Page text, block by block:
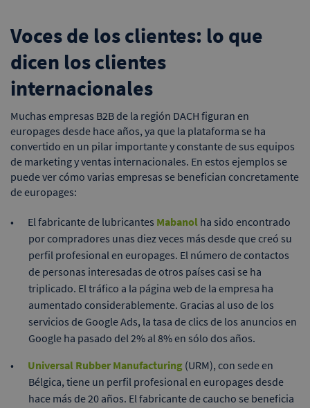
Voces de los clientes: lo que
dicen los clientes
internacionales
Muchas empresas B2B de la región DACH figuran en
europages desde hace años, ya que la plataforma se ha
convertido en un pilar importante y constante de sus equipos
de marketing y ventas internacionales. En estos ejemplos se
puede ver cómo varias empresas se benefician concretamente
de europages:
El fabricante de lubricantes Mabanol ha sido encontrado
por compradores unas diez veces más desde que creó su
perfil profesional en europages. El número de contactos
de personas interesadas de otros países casi se ha
triplicado. El tráfico a la página web de la empresa ha
aumentado considerablemente. Gracias al uso de los
servicios de Google Ads, la tasa de clics de los anuncios en
Google ha pasado del 2% al 8% en sólo dos años.
Universal Rubber Manufacturing (URM), con sede en
Bélgica, tiene un perfil profesional en europages desde
hace más de 20 años. El fabricante de caucho se beneficia